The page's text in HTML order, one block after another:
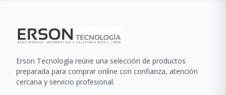
Erson Tecnología reúne una selección de productos
preparada para comprar online con confianza, atención
cercana y servicio profesional.